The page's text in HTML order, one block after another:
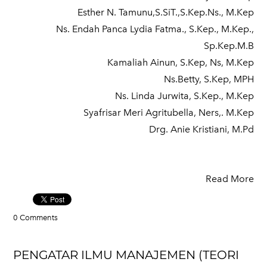
Esther N. Tamunu,S.SiT.,S.Kep.Ns., M.Kep
Ns. Endah Panca Lydia Fatma., S.Kep., M.Kep.,
Sp.Kep.M.B
Kamaliah Ainun, S.Kep, Ns, M.Kep
Ns.Betty, S.Kep, MPH
Ns. Linda Jurwita, S.Kep., M.Kep
Syafrisar Meri Agritubella, Ners,. M.Kep
Drg. Anie Kristiani, M.Pd
Read More
0 Comments
PENGATAR ILMU MANAJEMEN (TEORI